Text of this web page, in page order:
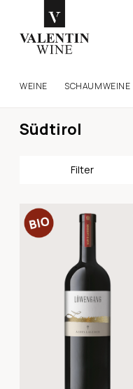
WEINE SCHAUMWEINE
Südtirol
Filter